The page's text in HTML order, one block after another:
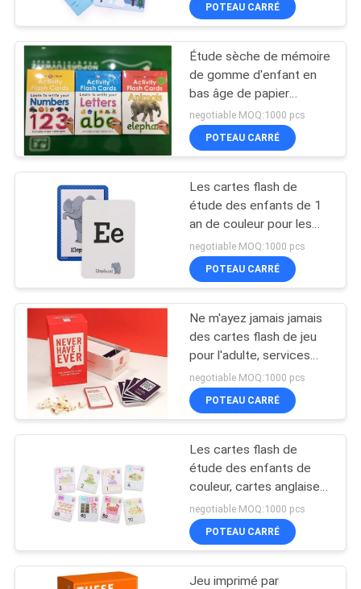
CONTACTEZ-
NOUS
DEMANDEZ
UNE
CITATION
PLAN
PRIVACY
POLICY
impression du livre à
colorier
Spirale lié
d'impression de livre
44
Impression
d'autocollant
d'enfants
POTEAU CARRÉ
Étude sèche de mémoire
de gomme d'enfant en
bas âge de papier
éducatif préscolaire de
cartes flash
negotiable MOQ:1000 pcs
POTEAU CARRÉ
Les cartes flash de
étude des enfants de 1
an de couleur pour les
enfants en bas âge
préscolaires
negotiable MOQ:1000 pcs
POTEAU CARRÉ
Ne m'ayez jamais jamais
des cartes flash de jeu
pour l'adulte, services
d'impression faits sur
commande de carte
flash
negotiable MOQ:1000 pcs
POTEAU CARRÉ
Les cartes flash de
étude des enfants de
couleur, cartes anglaises
d'étude de vocabulaire
negotiable MOQ:1000 pcs
POTEAU CARRÉ
Jeu imprimé par